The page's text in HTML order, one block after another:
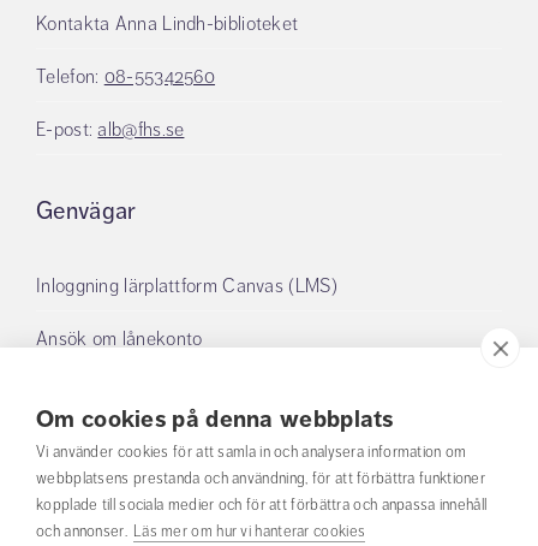
Om cookies på denna webbplats
Vi använder cookies för att samla in och analysera information om
webbplatsens prestanda och användning, för att förbättra funktioner
kopplade till sociala medier och för att förbättra och anpassa innehåll
och annonser. Läs mer om hur vi hanterar cookies
Kontakta Anna Lindh-biblioteket
Telefon: 08-55342560
E-post: alb@fhs.se
Genvägar
Inloggning lärplattform Canvas (LMS)
Ansök om lånekonto
Mina lån
Om oss